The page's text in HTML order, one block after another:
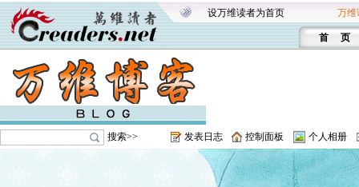
设万维读者为首页 万维
首 页
搜索>> 发表日志 控制面板 个人相册